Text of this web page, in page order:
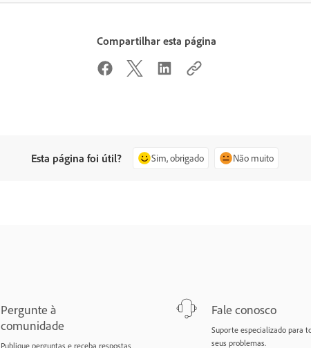
Compartilhar esta página
Esta página foi útil? Sim, obrigado Não muito
Pergunte à
comunidade
Publique perguntas e receba respostas
Fale conosco
Suporte especializado para
seus problemas.